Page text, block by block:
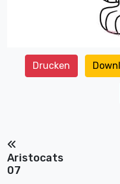
Drucken
Aristocats
07